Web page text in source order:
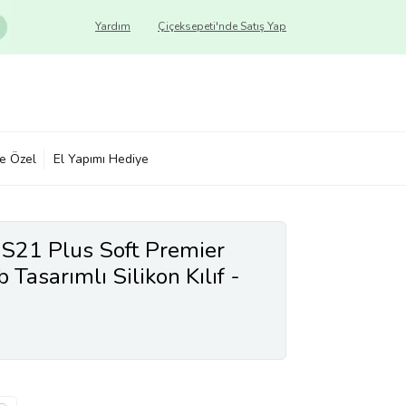
Çiçeksepeti'nde Satış Yap
Yardım
Özel El Yapımı Hediye
Plus Soft Premier
Silikon Kılıf -